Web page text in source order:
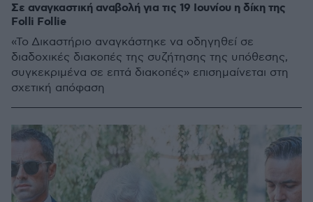
Σε αναγκαστική αναβολή για τις 19 Ιουνίου η δίκη της
Folli Follie
«Το Δικαστήριο αναγκάστηκε να οδηγηθεί σε
διαδοχικές διακοπές της συζήτησης της υπόθεσης,
συγκεκριμένα σε επτά διακοπές» επισημαίνεται στη
σχετική απόφαση